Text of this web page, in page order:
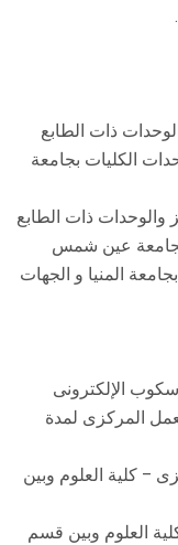
ذات الطابع
الكليات بجامعة
والوحدات ذات الطابع
بجامعة عين شمس
المنيا و الجهات
الإلكترونى
المركزى لمدة
– كلية العلوم وبين
العلوم وبين قسم